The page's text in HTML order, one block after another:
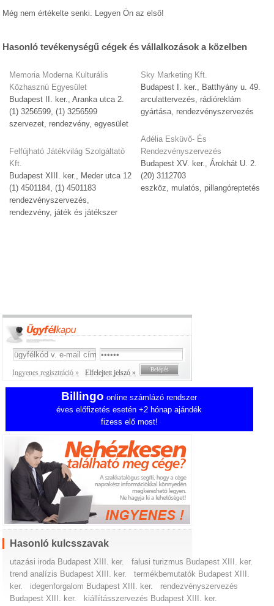
Még nem értékelte senki. Legyen Ön az első!
Hasonló tevékenységű cégek és vállalkozások a közelben
Memoria Moderna Kulturális
Közhasznú Egyesület
Budapest II. ker., Aranka utca 2.
(1) 3256599, (1) 3256599
szervezet, rendezvény, egyesület
Felfújható Játékvilág Szolgáltató
Kft.
Budapest XIII. ker., Meder utca 12
(1) 4501184, (1) 4501183
rendezvényszervezés,
rendezvény, játék és játékszer
Sky Marketing Kft.
Budapest I. ker., Batthyány u. 49.
arculattervezés, rádióreklám
gyártása, rendezvényszervezés
Adélia Esküvő- És
Rendezvényszervezés
Budapest XV. ker., Árokhát U. 2.
(20) 3112703
eszköz, mulatós, pillangóreptetés
Ingyenes regisztráció » Elfelejtett jelszó »
Billingo online számlázó rendszer
éves előfizetés esetén +2 hónap ajándék
fizess elő most!
Hasonló kulcsszavak
utazási iroda Budapest XIII. ker.
falusi turizmus Budapest XIII. ker.
trend analízis Budapest XIII. ker.
termékbemutatók Budapest XIII.
ker.
idegenforgalom Budapest XIII. ker.
rendezvényszervezés
Budapest XIII. ker.
kiállításszervezés Budapest XIII. ker.